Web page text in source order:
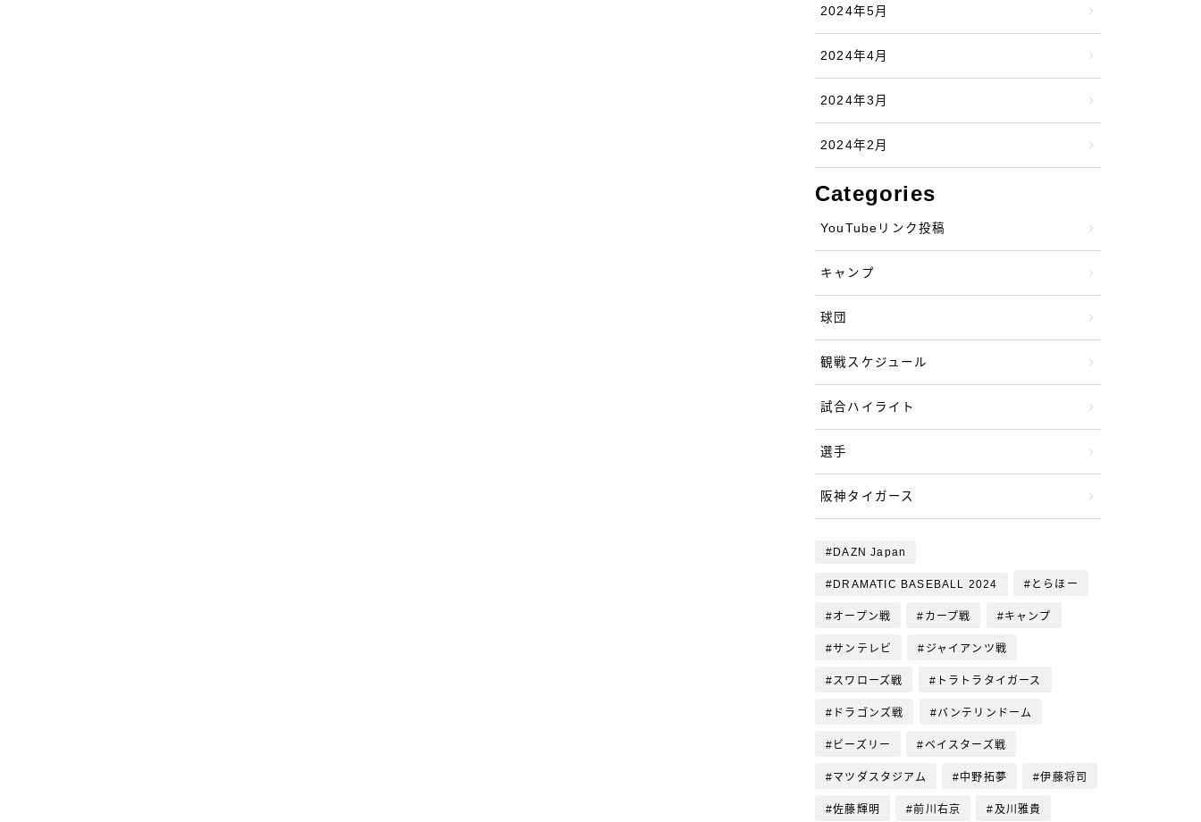
2024年5月
2024年4月
2024年3月
2024年2月
Categories
YouTubeリンク投稿
キャンプ
球団
観戦スケジュール
試合ハイライト
選手
阪神タイガース
DAZN Japan
DRAMATIC BASEBALL 2024 とらほー
オープン戦 カープ戦 キャンプ
サンテレビ ジャイアンツ戦
スワローズ戦 トラトラタイガース
ドラゴンズ戦 バンテリンドーム
ビーズリー ベイスターズ戦
マツダスタジアム 中野拓夢 伊藤将司
佐藤輝明 前川右京 及川雅貴